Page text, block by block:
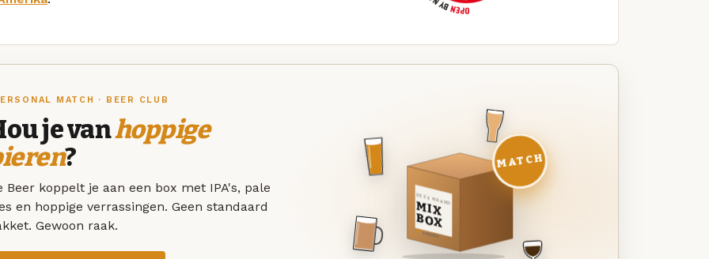
MATCH · BEER CLUB
je vanhoppige
?
Beer koppelt je aan een box met IPA's, pale
en hoppige verrassingen. Geen standaard
Gewoon raak.
DEZE MAAND
MIX
BOX
8 BIEREN
MATCH